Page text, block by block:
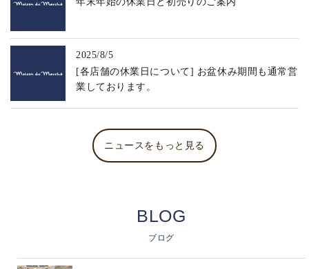
2025/8/5
[各店舗の休業日について] お盆休み期間も通常営
業しております。
ニュースをもっと見る
BLOG
ブログ